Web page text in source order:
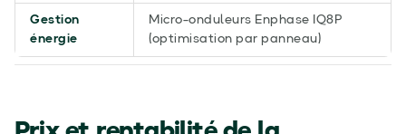
Gestion
énergie
Micro-onduleurs Enphase IQ8P
(optimisation par panneau)